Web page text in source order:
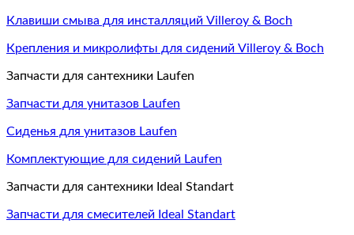
Клавиши смыва для инсталляций Villeroy & Boch
Крепления и микролифты для сидений Villeroy & Boch
Запчасти для сантехники Laufen
Запчасти для унитазов Laufen
Сиденья для унитазов Laufen
Комплектующие для сидений Laufen
Запчасти для сантехники Ideal Standart
Запчасти для смесителей Ideal Standart